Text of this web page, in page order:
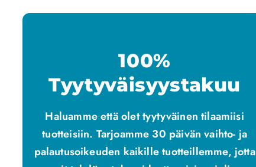
100%
Tyytyväisyystakuu
Haluamme että olet tyytyväinen tilaamiisi
tuotteisiin. Tarjoamme 30 päivän vaihto- ja
palautusoikeuden kaikille tuotteillemme, jotta